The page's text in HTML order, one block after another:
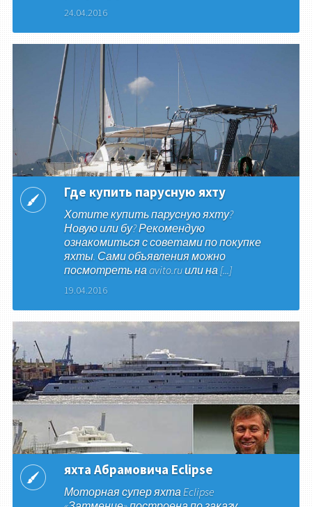
24.04.2016
Где купить парусную яхту
Хотите купить парусную яхту?
Новую или бу? Рекомендую
ознакомиться с советами по покупке
яхты. Сами объявления можно
посмотреть на avito.ru или на [...]
19.04.2016
яхта Абрамовича Eclipse
Моторная супер яхта Eclipse